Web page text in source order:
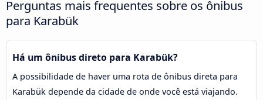
Perguntas mais frequentes sobre os ônibus
para Karabük
Há um ônibus direto para Karabük?
A possibilidade de haver uma rota de ônibus direta para
Karabük depende da cidade de onde você está viajando.